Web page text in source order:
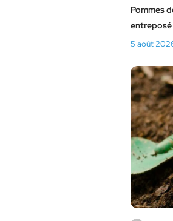
Pommes
entreposé
5 août